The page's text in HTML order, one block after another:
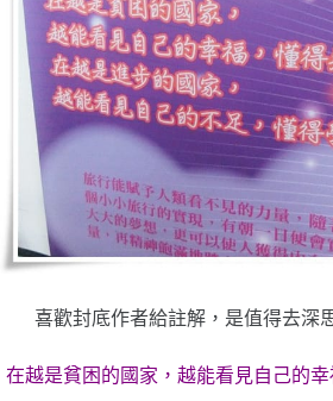
喜歡封底作者給註解，是值得去深
在越是貧困的國家，越能看見自己的幸